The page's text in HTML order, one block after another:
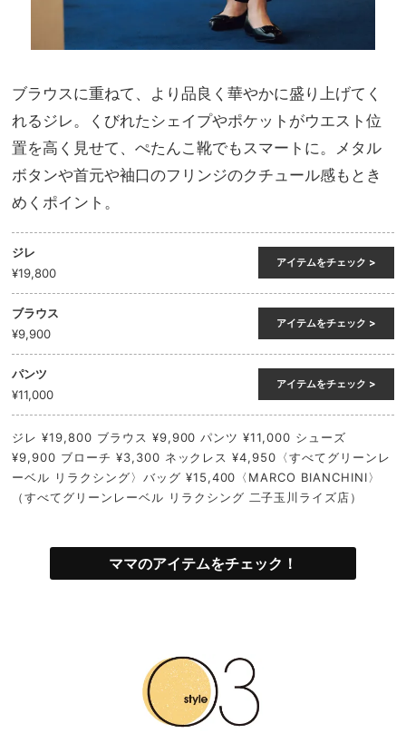
ブラウスに重ねて、より品良く華やかに盛り上げてく
れるジレ。くびれたシェイプやポケットがウエスト位
置を高く見せて、ぺたんこ靴でもスマートに。メタル
ボタンや首元や袖口のフリンジのクチュール感もとき
めくポイント。
ジレ
¥19,800
アイテムをチェック >
ブラウス
¥9,900
アイテムをチェック >
パンツ
¥11,000
アイテムをチェック >
ジレ ¥19,800 ブラウス ¥9,900 パンツ ¥11,000 シューズ
¥9,900 ブローチ ¥3,300 ネックレス ¥4,950〈すべてグリーンレ
ーベル リラクシング〉バッグ ¥15,400〈MARCO BIANCHINI〉
（すべてグリーンレーベル リラクシング 二子玉川ライズ店）
ママのアイテムをチェック！